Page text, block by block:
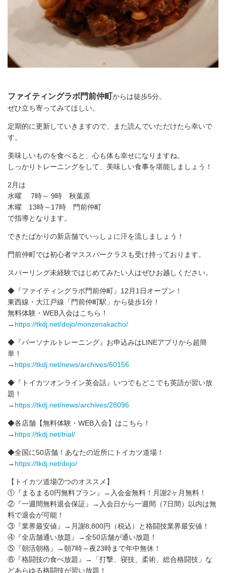
ファイティングラボ門前仲町からは徒歩5分。
ぜひ立ち寄ってみてほしい。
定期的に更新していきますので、また読んでいただけたら幸いで
す。
美味しいものを食べると、心も体も幸せになりますね。
しっかりトレーニングをして、美味しい食事を堪能しましょう！
2月は
水曜 7時～ 9時 秋葉原
木曜 13時～17時 門前仲町
で指導となります。
できたばかりの新店舗でいっしょに汗を流しましょう！
門前仲町では初心者マススパークラスも受け持っております。
スパーリング未経験ではじめてみたい人はぜひお越しください。
◆『ファイティングラボ門前仲町』12月1日オープン！
東西線・大江戸線「門前仲町駅」から徒歩1分！
無料体験・WEB入会はこちら！
→ https://tkdj.net/dojo/monzenakacho/
◆『パーソナルトレーニング』お申込みはLINEアプリから超簡
単！
→ https://tkdj.net/news/archives/60156
◆『トイカツオンライン英会話』いつでもどこでも英語が習い放
題！
→ https://tkdj.net/news/archives/28096
◆各店舗【無料体験・WEB入会】はこちら！
→ https://tkdj.net/trial/
◆全国に50店舗！あなたの近所にトイカツ道場！
→ https://tkdj.net/dojo/
【トイカツ道場⑦つのオススメ】
①『まるまる0円無料プラン』→入会金無料！月謝2ヶ月無料！
②『一週間無料退会保証』→入会日から一週間（7日間）以内は無
料で退会が可能！
③『業界最安値』→月謝8,800円（税込）と格闘技業界最安値！
④『全店舗通い放題』→全50店舗が通い放題！
⑤『朝活朝格』→朝7時～夜23時まで年中無休！
⑥『格闘技の食べ放題』→「打撃、寝技、柔術、総合格闘技」な
どあらゆる格闘技が習い放題！